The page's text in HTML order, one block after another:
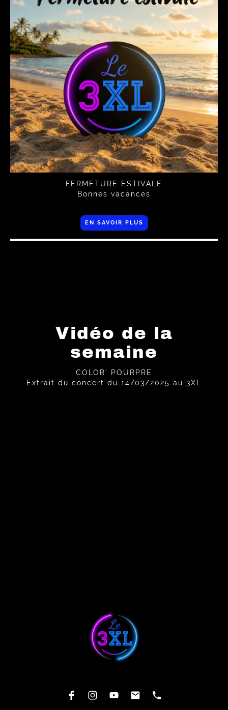
FERMETURE ESTIVALE
Bonnes vacances
EN SAVOIR PLUS
Vidéo de la
semaine
COLOR' POURPRE
Extrait du concert du 14/03/2025 au 3XL